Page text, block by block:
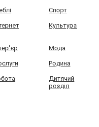
Спорт
Культура
Мода
Родина
Дитячий
розділ